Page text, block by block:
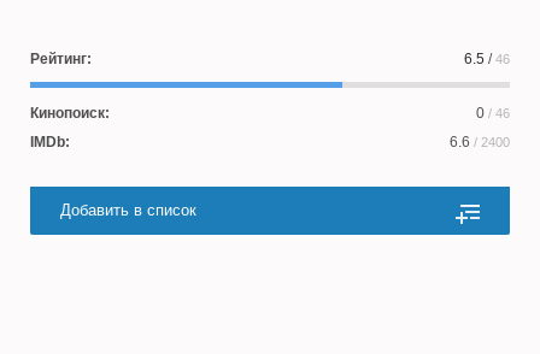
Рейтинг: 6.5 /46
Кинопоиск: 0 / 46
IMDb: 6.6 / 2400
Добавить в список